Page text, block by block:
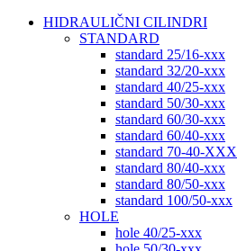
HIDRAULIČNI CILINDRI
STANDARD
standard 25/16-xxx
standard 32/20-xxx
standard 40/25-xxx
standard 50/30-xxx
standard 60/30-xxx
standard 60/40-xxx
standard 70-40-XXX
standard 80/40-xxx
standard 80/50-xxx
standard 100/50-xxx
HOLE
hole 40/25-xxx